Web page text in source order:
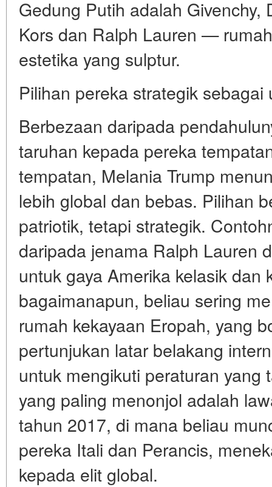
Gedung Putih adalah
Kors dan Ralph Lauren —
estetika yang sulptur.
Pilihan pereka strategik sebagai
Berbezaan daripada
taruhan kepada pereka
tempatan, Melania Trump
lebih global dan bebas. Pilihan
patriotik, tetapi strategik.
daripada jenama Ralph Lauren
untuk gaya Amerika kelasik dan
bagaimanapun, beliau sering
rumah kekayaan Eropah, yang
pertunjukan latar belakang
untuk mengikuti peraturan yang
yang paling menonjol adalah
tahun 2017, di mana beliau
pereka Itali dan Perancis,
kepada elit global.